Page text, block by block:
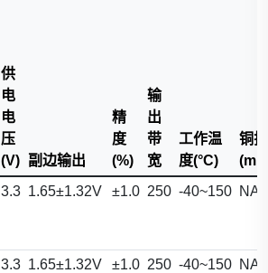
供
电
电
压
(V) 副边输出
精
度
(%)
输
出
带
宽
工作温
度(°C)
铜排
3.3 1.65±1.32V ±1.0 250 -40~150 NA
3.3 1.65±1.32V ±1.0 250 -40~150 NA